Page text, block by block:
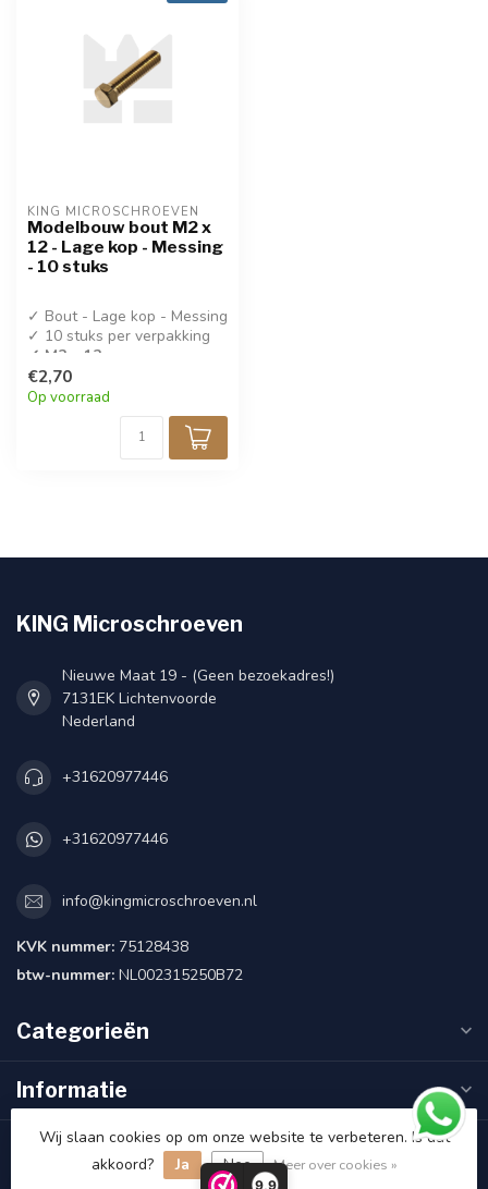
9,9
KING MICROSCHROEVEN
Modelbouw bout M2 x
12 - Lage kop - Messing
- 10 stuks
✓ Bout - Lage kop - Messing
✓ 10 stuks per verpakking
✓ M2 x 12
€2,70
Op voorraad
KING Microschroeven
Nieuwe Maat 19 - (Geen bezoekadres!)
7131EK Lichtenvoorde
Nederland
+31620977446
+31620977446
info@kingmicroschroeven.nl
KVK nummer: 75128438
btw-nummer: NL002315250B72
Categorieën
Informatie
Klantbeoordelingen
Wij slaan cookies op om onze website te verbeteren. Is dat
akkoord?
Ja Nee Meer over cookies »